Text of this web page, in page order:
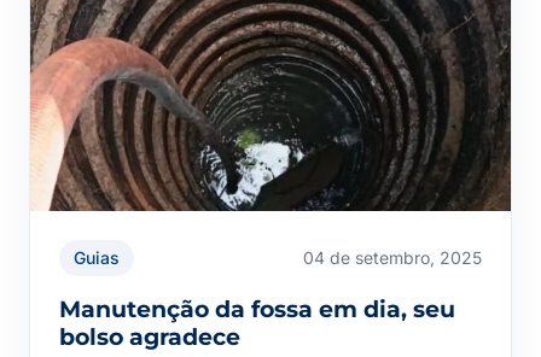
Guias 04 de setembro, 2025
Manutenção da fossa em dia, seu
bolso agradece